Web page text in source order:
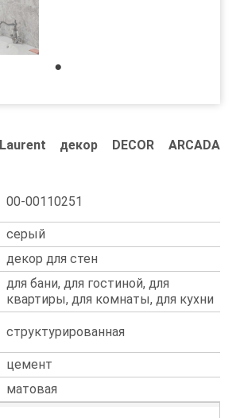
декор DECOR ARCADA
00-00110251
серый
декор для стен
для бани, для гостиной, для
квартиры, для комнаты, для кухни
структурированная
цемент
матовая